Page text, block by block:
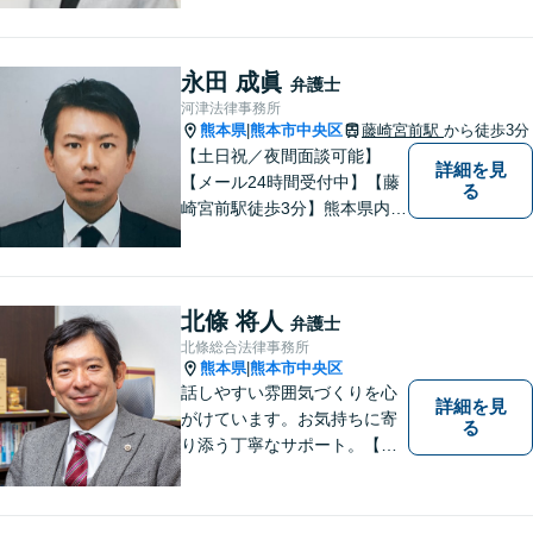
い！
永田 成眞 弁護士
河津法律事務所
熊本県|熊本市中央区 藤崎宮前駅 から徒歩3分
【土日祝／夜間面談可能】
【メール24時間受付中】【藤
崎宮前駅徒歩3分】熊本県内及
の方の契約関係トラブルまで
幅広くご相談いただいており
ます。お気軽にご相談くださ
い。
詳細を見
る
北條 将人 弁護士
北條総合法律事務所
熊本県|熊本市中央区
話しやすい雰囲気づくりを心
がけています。お気持ちに寄
り添う丁寧なサポート。【借
用】証拠集めから手厚くサポ
詳細を見
る